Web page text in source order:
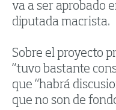
va a ser aprobado
diputada macrista.
Sobre el proyecto
“tuvo bastante
que “habrá
que no son de